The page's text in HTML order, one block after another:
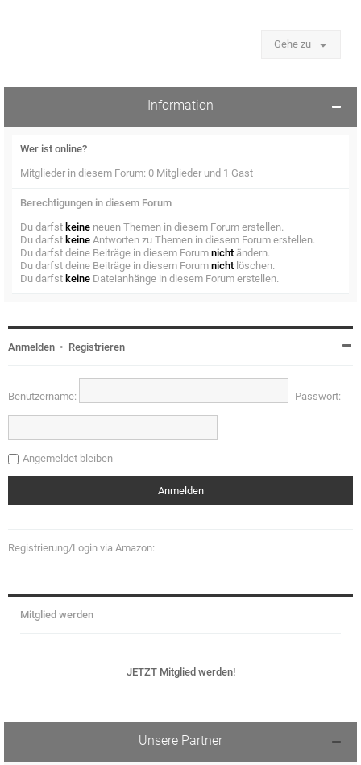
Gehe zu
Information
Wer ist online?
Mitglieder in diesem Forum: 0 Mitglieder und 1 Gast
Berechtigungen in diesem Forum
Du darfst keine neuen Themen in diesem Forum erstellen.
Du darfst keine Antworten zu Themen in diesem Forum erstellen.
Du darfst deine Beiträge in diesem Forum nicht ändern.
Du darfst deine Beiträge in diesem Forum nicht löschen.
Du darfst keine Dateianhänge in diesem Forum erstellen.
Anmelden • Registrieren
Benutzername: Passwort:
Angemeldet bleiben
Registrierung/Login via Amazon:
Mitglied werden
JETZT Mitglied werden!
Unsere Partner